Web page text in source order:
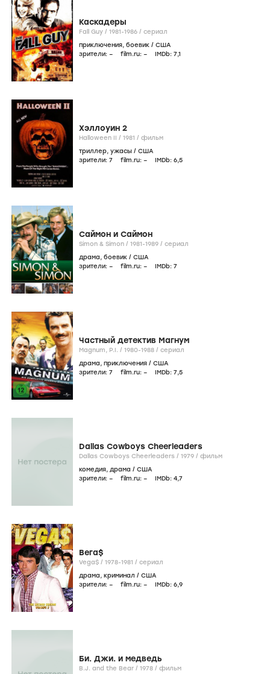
Каскадеры
Fall Guy / 1981-1986 / сериал
приключения, боевик / США
зрители: – film.ru: – IMDb: 7,1
Хэллоуин 2
Halloween II / 1981 / фильм
триллер, ужасы / США
зрители: 7 film.ru: – IMDb: 6,5
Саймон и Саймон
Simon & Simon / 1981-1989 / сериал
драма, боевик / США
зрители: – film.ru: – IMDb: 7
Частный детектив Магнум
Magnum, P.I. / 1980-1988 / сериал
драма, приключения / США
зрители: 7 film.ru: – IMDb: 7,5
Dallas Cowboys Cheerleaders
Dallas Cowboys Cheerleaders / 1979 / фильм
комедия, драма / США
зрители: – film.ru: – IMDb: 4,7
Вега$
Vega$ / 1978-1981 / сериал
драма, криминал / США
зрители: – film.ru: – IMDb: 6,9
Би. Джи. и медведь
B.J. and the Bear / 1978 / фильм